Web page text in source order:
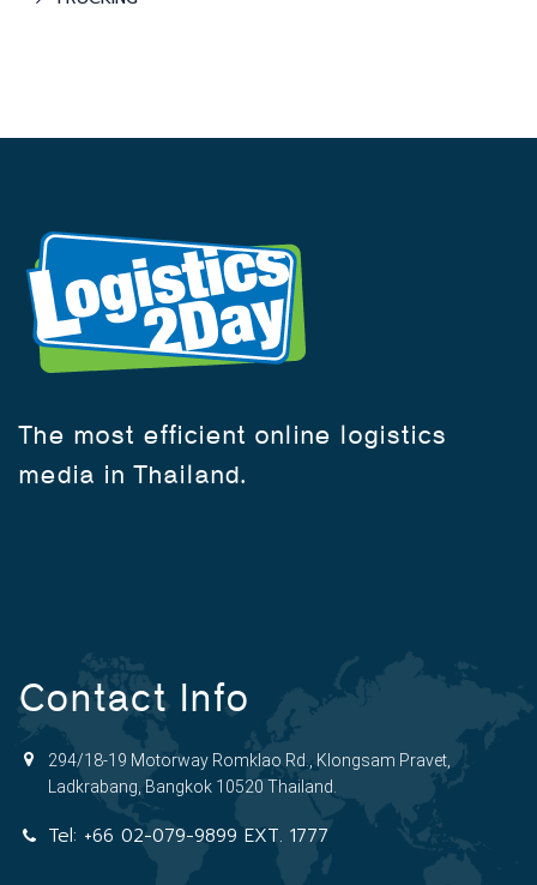
The most efficient online logistics
media in Thailand.
Contact Info
294/18-19 Motorway Romklao Rd., Klongsam Pravet,
Ladkrabang, Bangkok 10520 Thailand.
Tel: +66 02-079-9899 EXT. 1777